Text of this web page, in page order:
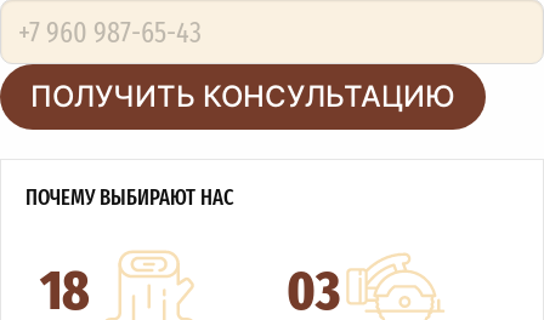
ПОЛУЧИТЬ КОНСУЛЬТАЦИЮ
ПОЧЕМУ ВЫБИРАЮТ НАС
18 03